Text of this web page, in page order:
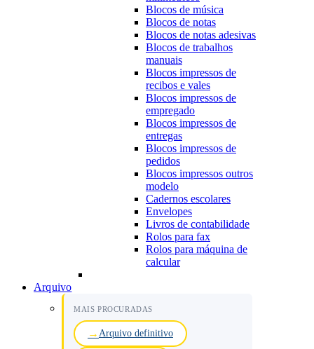
Blocos de música
Blocos de notas
Blocos de notas adesivas
Blocos de trabalhos
manuais
Blocos impressos de
recibos e vales
Blocos impressos de
empregado
Blocos impressos de
entregas
Blocos impressos de
pedidos
Blocos impressos outros
modelo
Cadernos escolares
Envelopes
Livros de contabilidade
Rolos para fax
Rolos para máquina de
calcular
Arquivo
MAIS PROCURADAS
Arquivo definitivo